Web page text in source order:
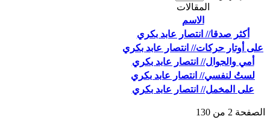
المقالات
الاسم
أكثر صدقا// انتصار عابد بكري
على أوتار حركات// انتصار عابد بكري
أمي والجوال// انتصار عابد بكري
لستُ لنفسي// انتصار عابد بكري
على المخمل// انتصار عابد بكري
الصفحة 2 من 130